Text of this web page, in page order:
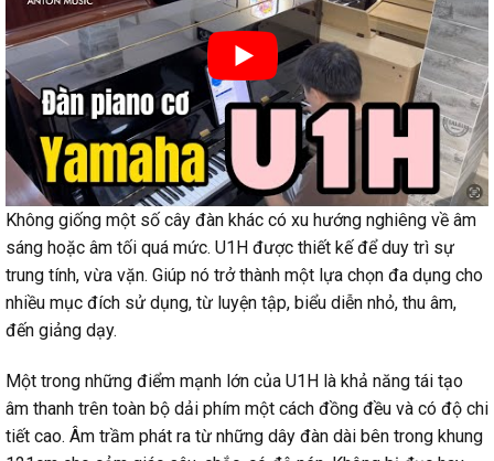
Không giống một số cây đàn khác có xu hướng nghiêng về âm
sáng hoặc âm tối quá mức. U1H được thiết kế để duy trì sự
trung tính, vừa vặn. Giúp nó trở thành một lựa chọn đa dụng cho
nhiều mục đích sử dụng, từ luyện tập, biểu diễn nhỏ, thu âm,
đến giảng dạy.
Một trong những điểm mạnh lớn của U1H là khả năng tái tạo
âm thanh trên toàn bộ dải phím một cách đồng đều và có độ chi
tiết cao. Âm trầm phát ra từ những dây đàn dài bên trong khung